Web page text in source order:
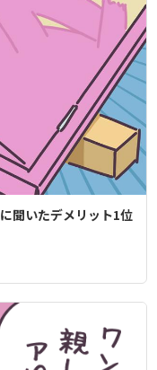
聞いたデメリット1位